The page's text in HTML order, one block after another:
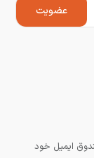
ایمیل خود